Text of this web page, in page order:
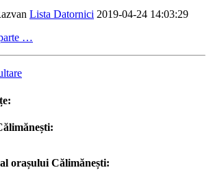
Lista Datornici 2019-04-24 14:03:29
…
orașului Călimănești: